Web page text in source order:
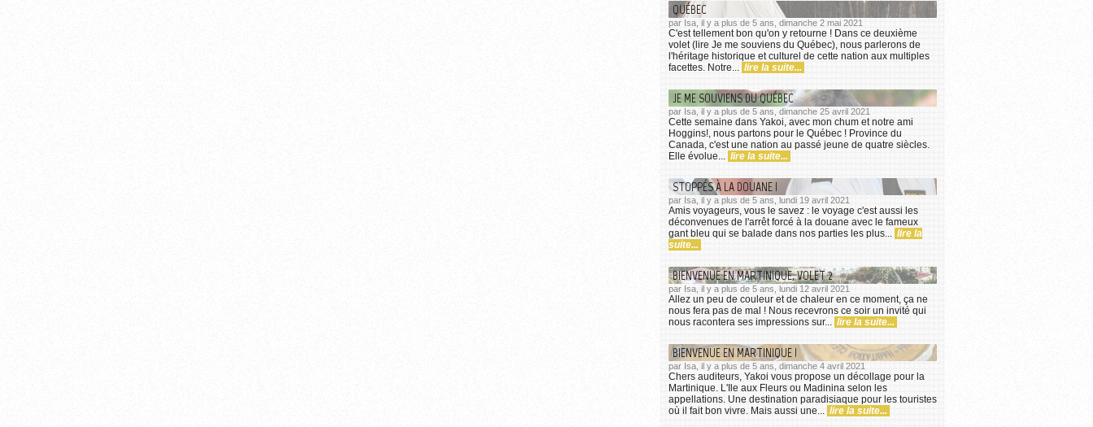
QUÉBEC
par Isa, il y a plus de 5 ans, dimanche 2 mai 2021
C'est tellement bon qu'on y retourne ! Dans ce deuxième
volet (lire Je me souviens du Québec), nous parlerons de
l'héritage historique et culturel de cette nation aux multiples
facettes. Notre...
lire la suite...
JE ME SOUVIENS DU QUÉBEC
par Isa, il y a plus de 5 ans, dimanche 25 avril 2021
Cette semaine dans Yakoi, avec mon chum et notre ami
Hoggins!, nous partons pour le Québec ! Province du
Canada, c'est une nation au passé jeune de quatre siècles.
Elle évolue...
lire la suite...
STOPPÉS À LA DOUANE !
par Isa, il y a plus de 5 ans, lundi 19 avril 2021
Amis voyageurs, vous le savez : le voyage c'est aussi les
déconvenues de l'arrêt forcé à la douane avec le fameux
gant bleu qui se balade dans nos parties les plus...
lire la
suite...
BIENVENUE EN MARTINIQUE, VOLET 2
par Isa, il y a plus de 5 ans, lundi 12 avril 2021
Allez un peu de couleur et de chaleur en ce moment, ça ne
nous fera pas de mal ! Nous recevrons ce soir un invité qui
nous racontera ses impressions sur...
lire la suite...
BIENVENUE EN MARTINIQUE !
par Isa, il y a plus de 5 ans, dimanche 4 avril 2021
Chers auditeurs, Yakoi vous propose un décollage pour la
Martinique. L'Ile aux Fleurs ou Madinina selon les
appellations. Une destination paradisiaque pour les touristes
où il fait bon vivre. Mais aussi une...
lire la suite...